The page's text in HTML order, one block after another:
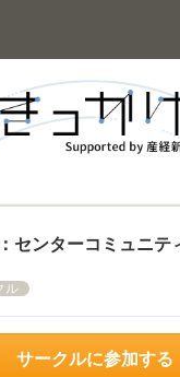
センターコミュニテ
ル
サークルに参加する